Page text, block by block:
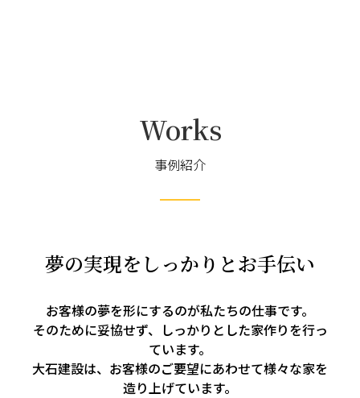
Works
事例紹介
夢の実現をしっかりとお手伝い
お客様の夢を形にするのが私たちの仕事です。
そのために妥協せず、しっかりとした家作りを行っ
ています。
大石建設は、お客様のご要望にあわせて様々な家を
造り上げています。